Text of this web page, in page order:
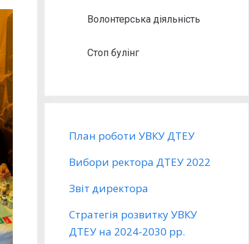
Волонтерська діяльність
Стоп булінг
План роботи УВКУ ДТЕУ
Вибори ректора ДТЕУ 2022
Звіт директора
Стратегія розвитку УВКУ
ДТЕУ на 2024-2030 рр.